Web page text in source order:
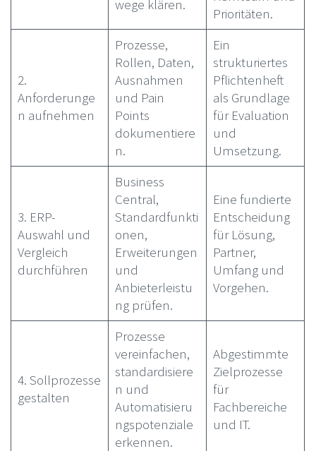
wege klären.
Prioritäten.
2.
Anforderunge
n aufnehmen
Prozesse,
Rollen, Daten,
Ausnahmen
und Pain
Points
dokumentiere
n.
Ein
strukturiertes
Pflichtenheft
als Grundlage
für Evaluation
und
Umsetzung.
3. ERP-
Auswahl und
Vergleich
durchführen
Business
Central,
Standardfunkti
onen,
Erweiterungen
und
Anbieterleistu
ng prüfen.
Eine fundierte
Entscheidung
für Lösung,
Partner,
Umfang und
Vorgehen.
4. Sollprozesse
gestalten
Prozesse
vereinfachen,
standardisiere
n und
Automatisieru
ngspotenziale
erkennen.
Abgestimmte
Zielprozesse
für
Fachbereiche
und IT.